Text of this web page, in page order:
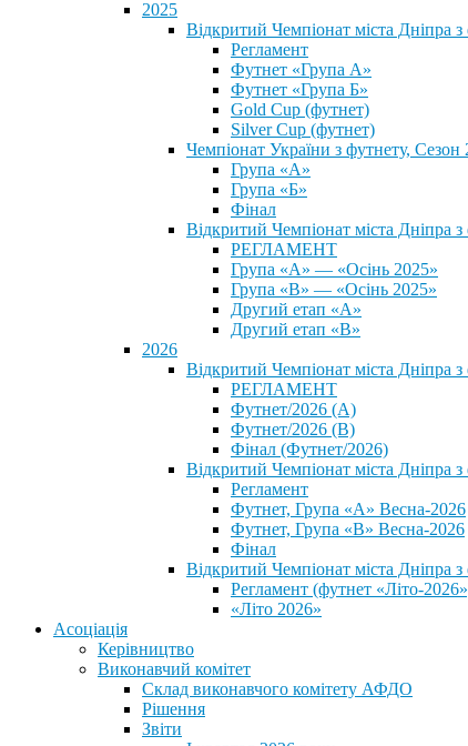
2025
Відкритий Чемпіонат міста Дніпра
Регламент
Футнет «Група А»
Футнет «Група Б»
Gold Cup (футнет)
Silver Cup (футнет)
Чемпіонат України з футнету, Сезон
Група «А»
Група «Б»
Фінал
Відкритий Чемпіонат міста Дніпра
РЕГЛАМЕНТ
Група «А» — «Осінь 2025»
Група «В» — «Осінь 2025»
Другий етап «А»
Другий етап «В»
2026
Відкритий Чемпіонат міста Дніпра
РЕГЛАМЕНТ
Футнет/2026 (А)
Футнет/2026 (В)
Фінал (Футнет/2026)
Відкритий Чемпіонат міста Дніпра
Регламент
Футнет, Група «А» Весна-2026
Футнет, Група «В» Весна-2026
Фінал
Відкритий Чемпіонат міста Дніпра
Регламент (футнет «Літо-
«Літо 2026»
Асоціація
Керівництво
Виконавчий комітет
Склад виконавчого комітету АФДО
Рішення
Звіти